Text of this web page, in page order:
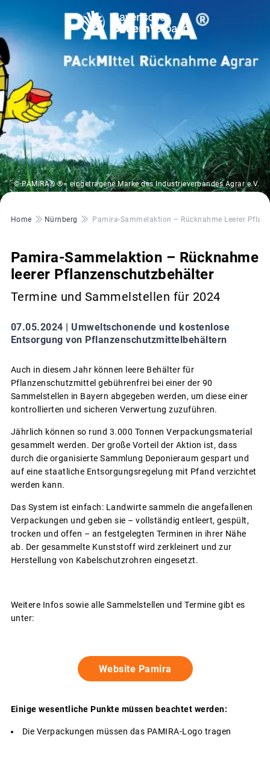
© PAMIRA® ®= eingetragene Marke des Industrieverbandes Agrar e.V.
Pfadnavigation
Home Nürnberg Pamira-Sammelaktion – Rücknahme Leerer
Pamira-Sammelaktion – Rücknahme
leerer Pflanzenschutzbehälter
Termine und Sammelstellen für 2024
07.05.2024 | Umweltschonende und kostenlose
Entsorgung von Pflanzenschutzmittelbehältern
Auch in diesem Jahr können leere Behälter für
Pflanzenschutzmittel gebührenfrei bei einer der 90
Sammelstellen in Bayern abgegeben werden, um diese einer
kontrollierten und sicheren Verwertung zuzuführen.
Jährlich können so rund 3.000 Tonnen Verpackungsmaterial
gesammelt werden. Der große Vorteil der Aktion ist, dass
durch die organisierte Sammlung Deponieraum gespart und
auf eine staatliche Entsorgungsregelung mit Pfand verzichtet
werden kann.
Das System ist einfach: Landwirte sammeln die angefallenen
Verpackungen und geben sie – vollständig entleert, gespült,
trocken und offen – an festgelegten Terminen in ihrer Nähe
ab. Der gesammelte Kunststoff wird zerkleinert und zur
Herstellung von Kabelschutzrohren eingesetzt.
Weitere Infos sowie alle Sammelstellen und Termine gibt es
unter:
Website Pamira
Einige wesentliche Punkte müssen beachtet werden:
Die Verpackungen müssen das PAMIRA-Logo tragen